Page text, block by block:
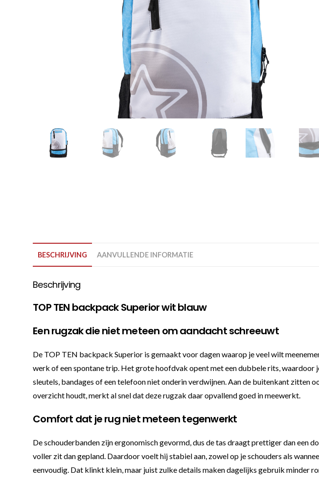
Trainingsartikelen
Bevestigingsmateriaal
bokszak
Bokspoppen
Stoot- en trapkussens
BESCHRIJVING AANVULLENDE INFORMATIE
Beschrijving
TOP TEN backpack Superior wit blauw
Een rugzak die niet meteen om aandacht schreeuwt
De TOP TEN backpack Superior is gemaakt voor dagen waarop je veel wilt
werk of een spontane trip. Het grote hoofdvak opent met een dubbele rits,
sleutels, bandages of een telefoon niet onderin verdwijnen. Aan de buitenkant zitten
overzicht houdt, merkt al snel dat deze rugzak daar opvallend goed in meewerkt.
Comfort dat je rug niet meteen tegenwerkt
De schouderbanden zijn ergonomisch gevormd, dus de tas draagt prettiger dan een
voller zit dan gepland. Daardoor voelt hij stabiel aan, zowel op je schouders als
eenvoudig. Dat klinkt klein, maar juist zulke details maken dagelijks gebruik minder